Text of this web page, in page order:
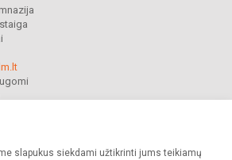
slapukus siekdami užtikrinti jums teikiamų